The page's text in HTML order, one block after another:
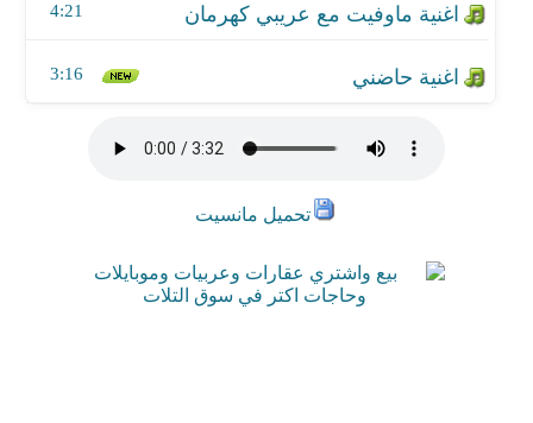
4:21
3:16
تحميل مانسيت